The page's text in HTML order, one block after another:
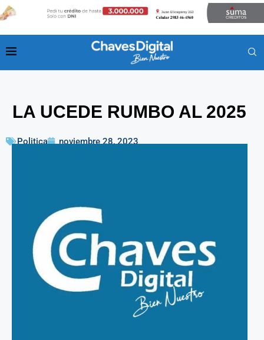
LA UCEDE RUMBO AL 2025
Politica noviembre 28, 2023